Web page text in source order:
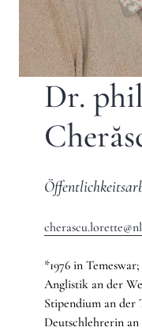
Dr.
*1976 in
Anglistik an der
Stipendium an der
Deutschlehrerin